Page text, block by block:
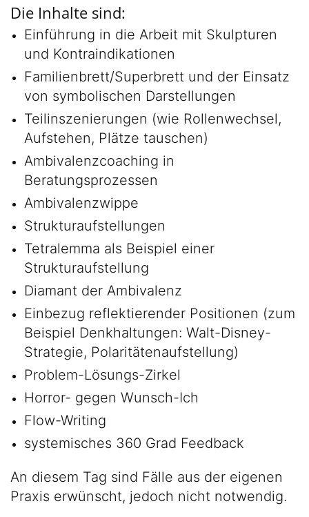
Die Inhalte sind:
Einführung in die Arbeit mit Skulpturen
und Kontraindikationen
Familienbrett/Superbrett und der Einsatz
von symbolischen Darstellungen
Teilinszenierungen (wie Rollenwechsel,
Aufstehen, Plätze tauschen)
Ambivalenzcoaching in
Beratungsprozessen
Ambivalenzwippe
Strukturaufstellungen
Tetralemma als Beispiel einer
Strukturaufstellung
Diamant der Ambivalenz
Einbezug reflektierender Positionen (zum
Beispiel Denkhaltungen: Walt-Disney-
Strategie, Polaritätenaufstellung)
Problem-Lösungs-Zirkel
Horror- gegen Wunsch-Ich
Flow-Writing
systemisches 360 Grad Feedback
An diesem Tag sind Fälle aus der eigenen
Praxis erwünscht, jedoch nicht notwendig.